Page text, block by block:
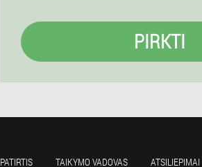
PIRKTI
PATIRTIS TAIKYMO VADOVAS ATSILIEPIMAI